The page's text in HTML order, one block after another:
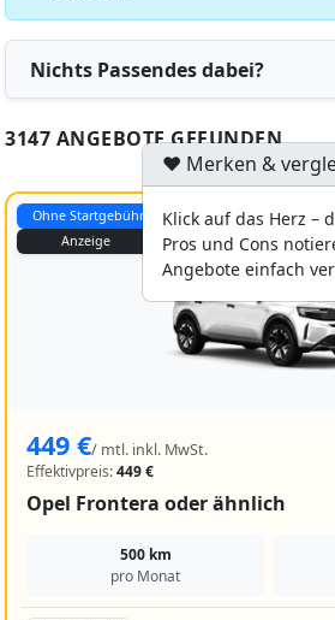
Nichts Passendes dabei?
3147 ANGEBOTE GEFUNDEN
Ohne Startgebühr
Anzeige
449 €/ mtl. inkl. MwSt.
Effektivpreis:449 €
Opel Frontera oder ähnlich
500 km
pro Monat
♥ Merken &
Klick auf das Herz –
Pros und Cons
Angebote einfach